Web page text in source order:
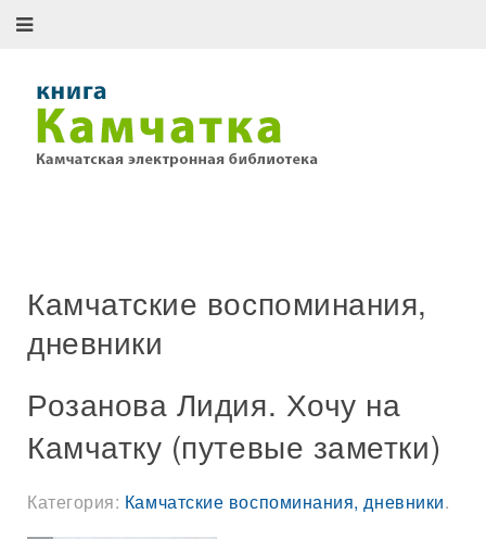
Камчатские воспоминания,
дневники
Розанова Лидия. Хочу на
Камчатку (путевые заметки)
Категория: Камчатские воспоминания, дневники.